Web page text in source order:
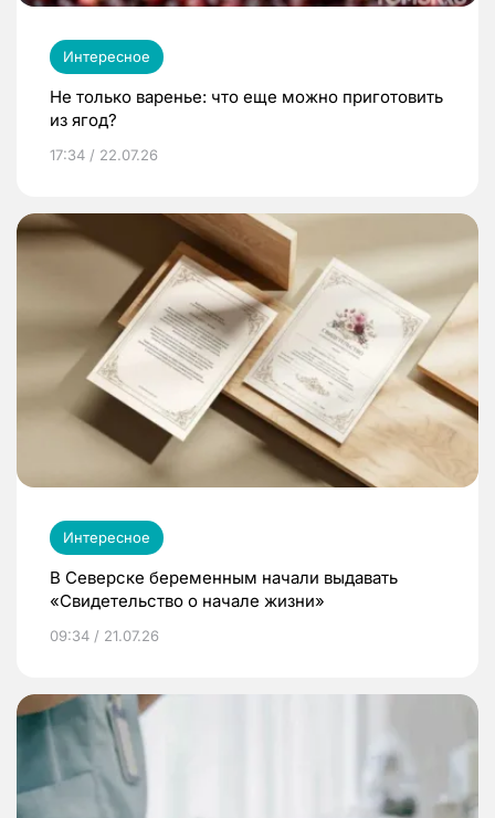
Интересное
Не только варенье: что еще можно приготовить
из ягод?
17:34 / 22.07.26
Интересное
В Северске беременным начали выдавать
«Свидетельство о начале жизни»
09:34 / 21.07.26